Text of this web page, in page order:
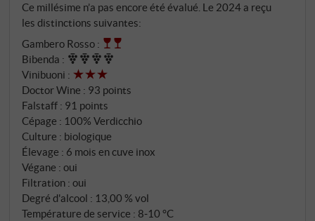
d’Ancône, à 20 kilomètres de la mer Adriatique, sur
des coteaux exposés à l’est. Culture biologique. Six
hectares de Verdicchio, plantés en 1992, culture en
Guyot, vendanges manuelles dans de petites caisses.
Fermentation en cuves inox à température contrôlée,
au moins six mois en cuves inox, deux mois en
bouteille.
Ce millésime n’a pas encore été évalué. Le 2024 a reçu
les distinctions suivantes:
Gambero Rosso :
Bibenda :
Vinibuoni :
Doctor Wine : 93 points
Falstaff : 91 points
Cépage : 100% Verdicchio
Culture : biologique
Élevage : 6 mois en cuve inox
Végane : oui
Filtration : oui
Degré d'alcool : 13,00 % vol
Température de service : 8‑10 °C